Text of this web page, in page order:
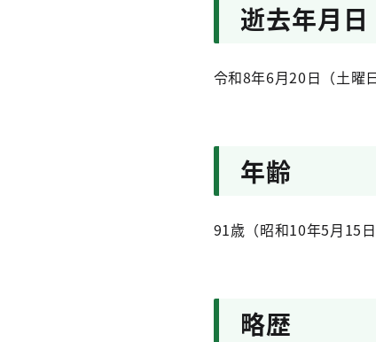
逝去年月日
令和8年6月20日（土曜日
年齢
91歳（昭和10年5月15日
略歴